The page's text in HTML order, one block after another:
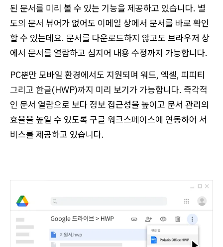
된 문서를 미리 볼 수 있는 기능을 제공하고 있습니다. 별
도의 문서 뷰어가 없어도 이메일 상에서 문서를 바로 확인
할 수 있는데요. 문서를 다운로드하지 않고도 브라우저 상
에서 문서를 열람하고 심지어 내용 수정까지 가능합니다.
PC뿐만 모바일 환경에서도 지원되며 워드, 엑셀, 피피티
그리고 한글(HWP)까지 미리 보기가 가능합니다. 즉각적
인 문서 열람으로 보다 정보 접근성을 높이고 문서 관리의
효율을 높일 수 있도록 구글 워크스페이스에 연동하어 서
비스를 제공하고 있습니다.